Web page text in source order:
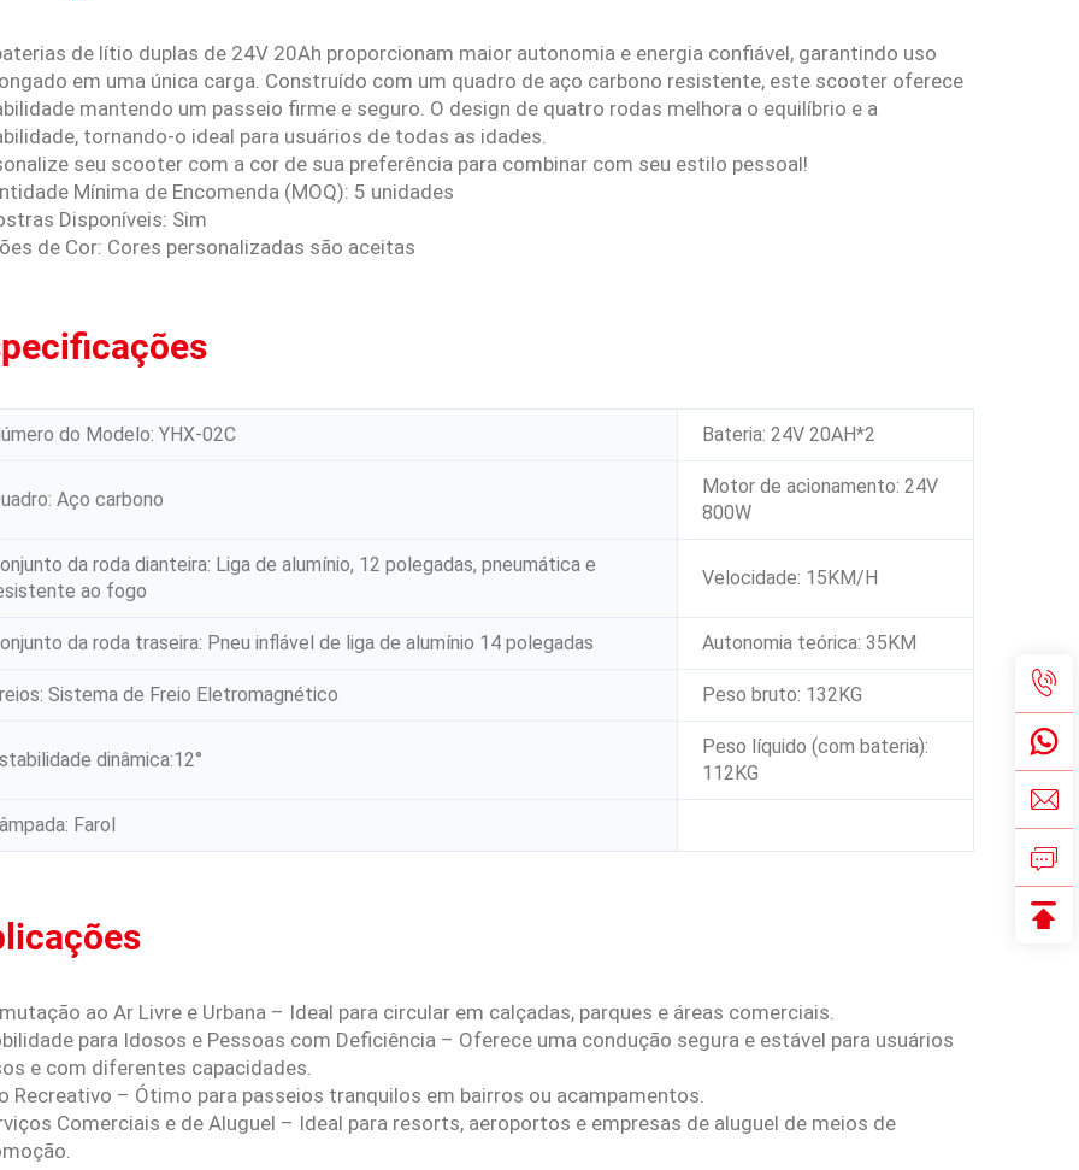
de lítio duplas de 24V 20Ah proporcionam maior autonomia e energia confiável, garantindo uso
em uma única carga. Construído com um quadro de aço carbono resistente, este scooter oferece
mantendo um passeio firme e seguro. O design de quatro rodas melhora o equilíbrio e a
tornando-o ideal para usuários de todas as idades.
seu scooter com a cor de sua preferência para combinar com seu estilo pessoal!
Mínima de Encomenda (MOQ): 5 unidades
Disponíveis: Sim
de Cor: Cores personalizadas são aceitas
do Modelo: YHX-02C Bateria: 24V 20AH*2
Aço carbono
Motor de acionamento: 24V
800W
da roda dianteira: Liga de alumínio, 12 polegadas, pneumática e
ao fogo
Velocidade: 15KM/H
da roda traseira: Pneu inflável de liga de alumínio 14 polegadas Autonomia teórica: 35KM
Sistema de Freio Eletromagnético Peso bruto: 132KG
dinâmica:12°
Peso líquido (com bateria):
112KG
Farol
ao Ar Livre e Urbana – Ideal para circular em calçadas, parques e áreas comerciais.
para Idosos e Pessoas com Deficiência – Oferece uma condução segura e estável para usuários
e com diferentes capacidades.
Recreativo – Ótimo para passeios tranquilos em bairros ou acampamentos.
Comerciais e de Aluguel – Ideal para resorts, aeroportos e empresas de aluguel de meios de